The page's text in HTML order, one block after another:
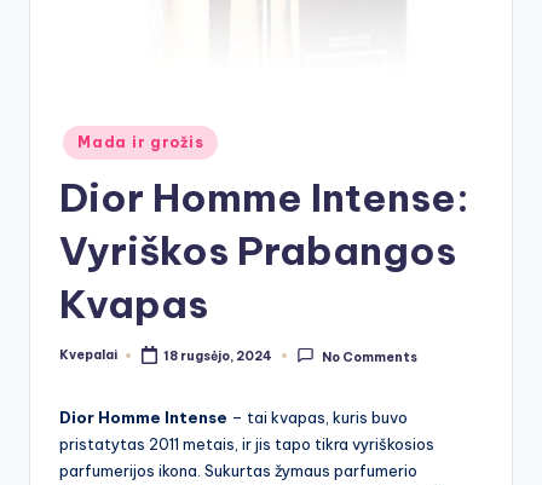
Posted
in
Mada ir grožis
Dior Homme Intense:
Vyriškos Prabangos
Kvapas
Posted
Kvepalai 18 rugsėjo, 2024 No Comments
Dior Homme Intense – tai kvapas, kuris buvo
pristatytas 2011 metais, ir jis tapo tikra vyriškosios
parfumerijos ikona. Sukurtas žymaus parfumerio